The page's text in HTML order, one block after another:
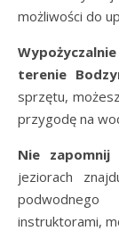
możliwości do
terenie
sprzętu,
przygodę na
Nie zapomnij
jeziorach
instruktorami,